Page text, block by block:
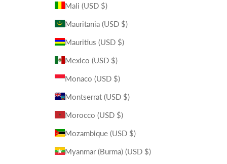
Mali (USD $)
Mauritania (USD $)
Mauritius (USD $)
Mexico (USD $)
Monaco (USD $)
Montserrat (USD $)
Morocco (USD $)
Mozambique (USD $)
Myanmar (Burma) (USD $)